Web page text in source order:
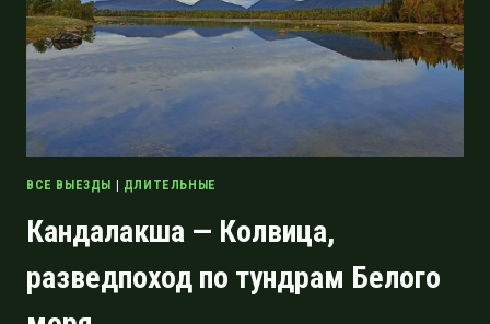
ВСЕ ВЫЕЗДЫ | ДЛИТЕЛЬНЫЕ
Кандалакша — Колвица,
разведпоход по тундрам Белого